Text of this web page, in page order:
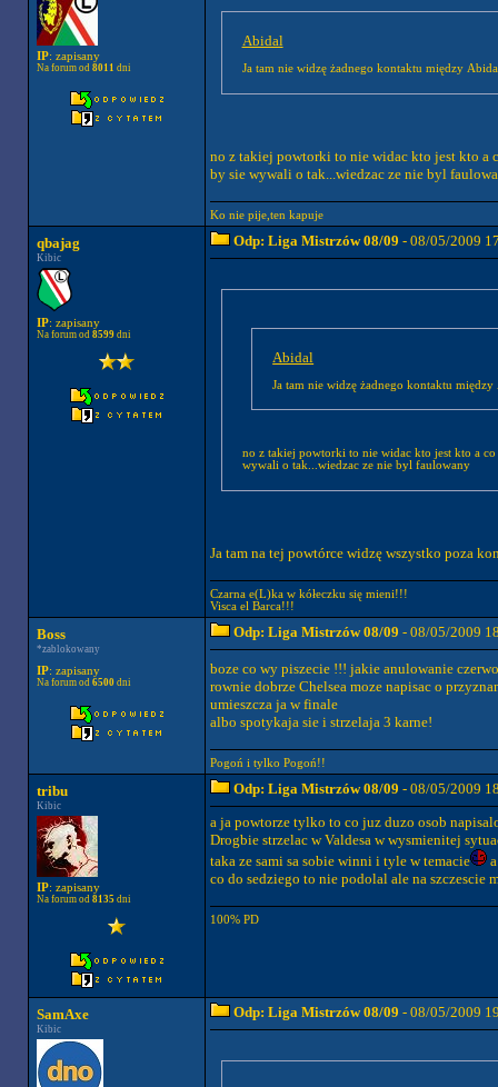
IP: zapisany
Na forum od 8011 dni
Abidal
Ja tam nie widzę żadnego kontaktu między
no z takiej powtorki to nie widac kto jest kto a
by sie wywali o tak...wiedzac ze nie byl
Ko nie pije,ten kapuje
qbajag
Kibic
IP: zapisany
Na forum od 8599dni
Odp: Liga Mistrzów 08/09 - 08/05/2009
Abidal
Ja tam nie widzę żadnego kontaktu
no z takiej powtorki to nie widac kto jest kto a
wywali o tak...wiedzac ze nie byl faulowany
Ja tam na tej powtórce widzę wszystko poza
Czarna e(L)ka w kółeczku się mieni!!!
Visca el Barca!!!
Boss
*zablokowany
IP: zapisany
Na forum od 6500dni
Odp: Liga Mistrzów 08/09 - 08/05/2009
boze co wy piszecie !!! jakie anulowanie
rownie dobrze Chelsea moze napisac o
umieszcza ja w finale
albo spotykaja sie i strzelaja 3 karne!
Pogoń i tylko Pogoń!!
tribu
Kibic
IP: zapisany
Na forum od 8135dni
Odp: Liga Mistrzów 08/09 - 08/05/2009
a ja powtorze tylko to co juz duzo osob
Drogbie strzelac w Valdesa w wysmienitej
taka ze sami sa sobie winni i tyle w temacie
a
co do sedziego to nie podolal ale na szczescie
100% PD
SamAxe
Kibic
Odp: Liga Mistrzów 08/09 - 08/05/2009